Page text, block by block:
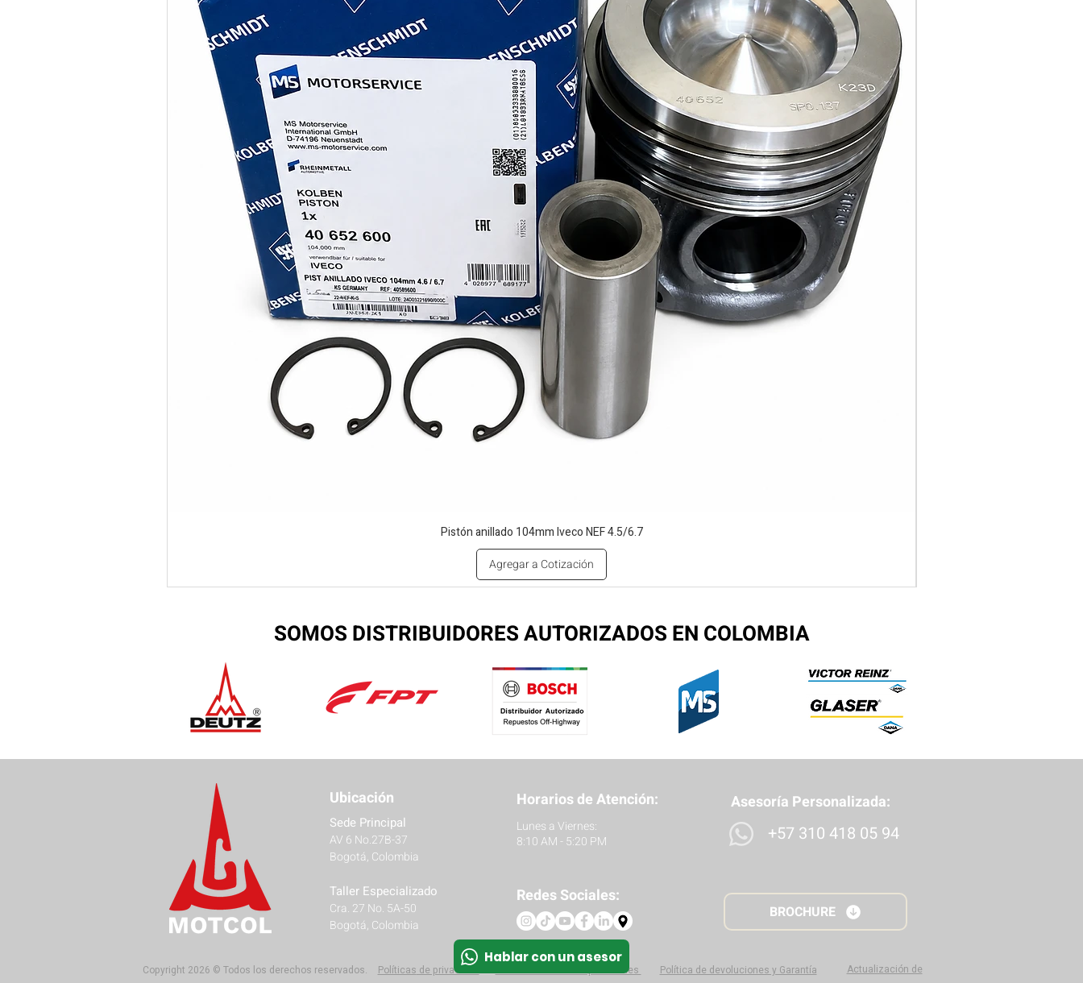
Pistón anillado 104mm Iveco NEF 4.5/6.7
Agregar a Cotización
Hablar con un asesor
SOMOS DISTRIBUIDORES AUTORIZADOS EN COLOMBIA
Ubicación
Sede Principal
AV 6 No.27B-37
Bogotá, Colombia
Taller Especializado
Cra. 27 No. 5A-50
Bogotá, Colombia
Horarios de Atención:
Lunes a Viernes:
8:10 AM - 5:20 PM
Asesoría Personalizada:
+57 310 418 05 94
Redes Sociales:
BROCHURE
Políticas de privacidad Protección de datos personales Política de devoluciones y Garantía
Copyright 2026 © Todos los derechos reservados.
Actualización de